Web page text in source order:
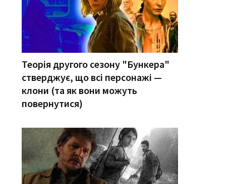
Теорія другого сезону "Бункера"
стверджує, що всі персонажі —
клони (та як вони можуть
повернутися)